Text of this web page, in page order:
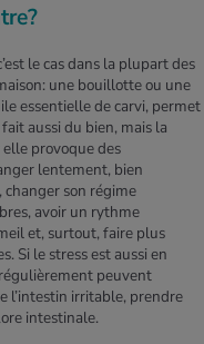
le cas dans la plupart des
une bouillotte ou une
essentielle de carvi, permet
aussi du bien, mais la
provoque des
lentement, bien
changer son régime
avoir un rythme
et, surtout, faire plus
Si le stress est aussi en
peuvent
l’intestin irritable, prendre
intestinale.